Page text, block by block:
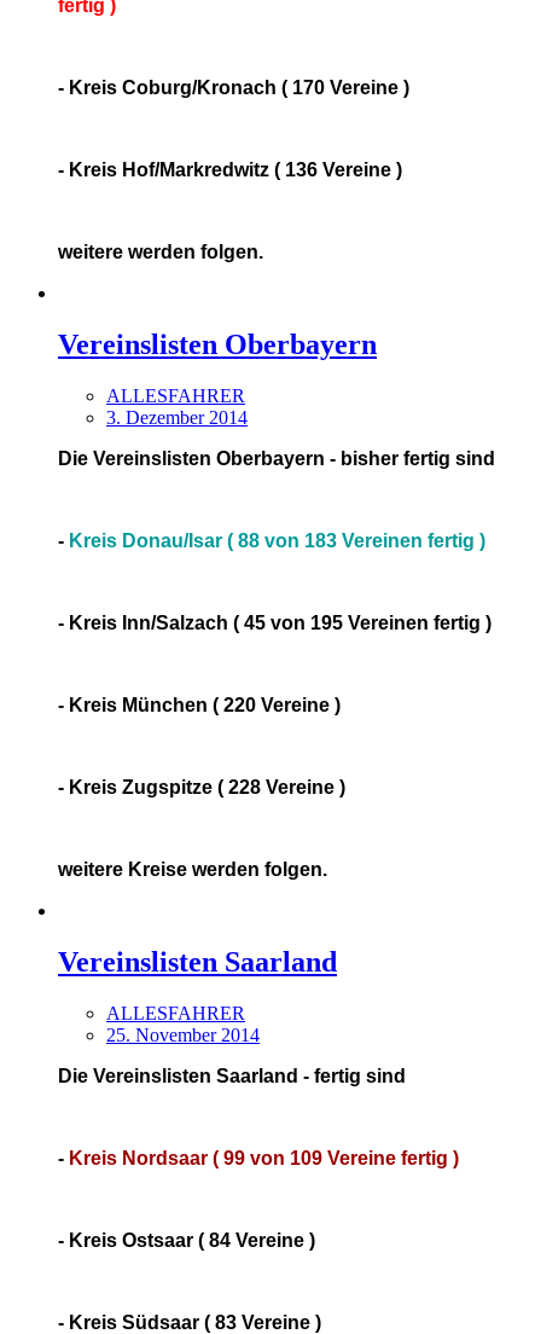
fertig )
- Kreis Coburg/Kronach ( 170 Vereine )
- Kreis Hof/Markredwitz ( 136 Vereine )
weitere werden folgen.
Vereinslisten Oberbayern
ALLESFAHRER
3. Dezember 2014
Die Vereinslisten Oberbayern - bisher fertig sind
- Kreis Donau/Isar ( 88 von 183 Vereinen fertig )
- Kreis Inn/Salzach ( 45 von 195 Vereinen fertig )
- Kreis München ( 220 Vereine )
- Kreis Zugspitze ( 228 Vereine )
weitere Kreise werden folgen.
Vereinslisten Saarland
ALLESFAHRER
25. November 2014
Die Vereinslisten Saarland - fertig sind
- Kreis Nordsaar ( 99 von 109 Vereine fertig )
- Kreis Ostsaar ( 84 Vereine )
- Kreis Südsaar ( 83 Vereine )